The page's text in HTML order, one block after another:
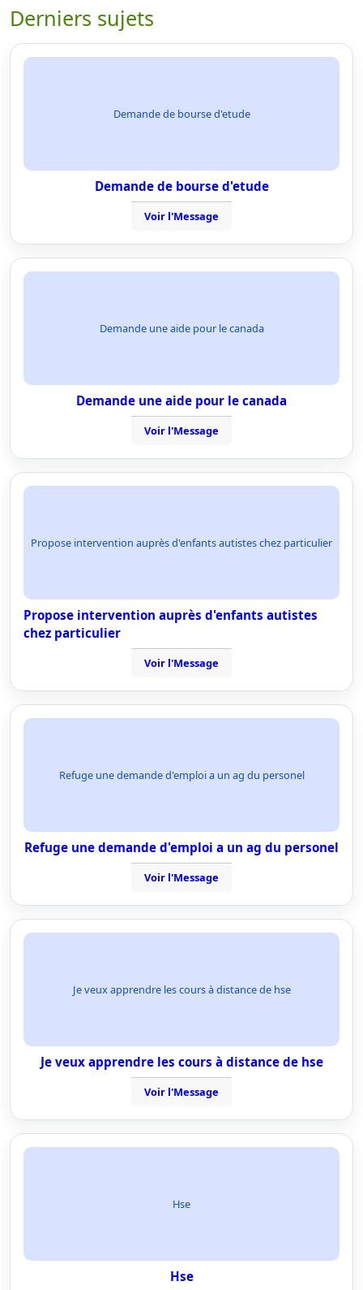
Derniers sujets
Demande de bourse d'etude
Demande de bourse d'etude
Voir l'Message
Demande une aide pour le canada
Demande une aide pour le canada
Voir l'Message
Propose intervention auprès d'enfants autistes chez particulier
Propose intervention auprès d'enfants autistes
chez particulier
Voir l'Message
Refuge une demande d'emploi a un ag du personel
Refuge une demande d'emploi a un ag du personel
Voir l'Message
Je veux apprendre les cours à distance de hse
Je veux apprendre les cours à distance de hse
Voir l'Message
Hse
Hse